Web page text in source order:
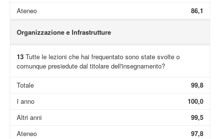
Ateneo
86,1
Organizzazione e Infrastrutture
13Tutte le lezioni che hai frequentato sono state svolte o
comunque presiedute dal titolare dell'insegnamento?
Totale
99,8
I anno
100,0
Altri anni
99,5
Ateneo
97,8